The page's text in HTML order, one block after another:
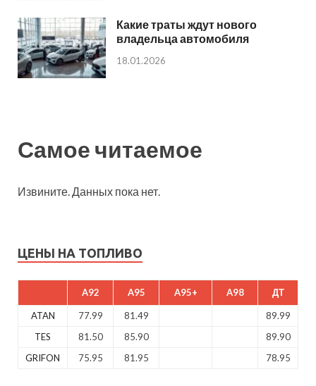
Какие траты ждут нового
владельца автомобиля
18.01.2026
Самое читаемое
Извините. Данных пока нет.
ЦЕНЫ НА ТОПЛИВО
A92 A95 A95+ A98 ДТ
ATAN 77.99 81.49
89.99
TES
81.50 85.90
89.90
GRIFON
75.95 81.95 78.95